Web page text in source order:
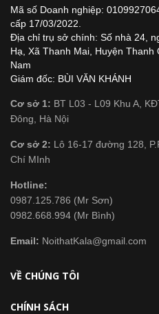
Mã số Doanh nghiệp:
cấp 17/03/2022.
Địa chỉ trụ sở chính: Số nhà 24,
Hạ, Xã Thanh Mai, Huyện Thanh
Nam
Giám đốc: BÙI VĂN KHÁNH
Cơ sở 1: BT L03 - L09 Khu A,
Đông, Hà Nội
Cơ sở 2: Lô 16-17 đường 128,
Chí MInh
Hotline:
0987.125.786 (Mr Sơn)
0982.668.994 (Mr Bình)
Email: NoithatKala@gmail.com
VỀ CHÚNG TÔI
CHÍNH SÁCH